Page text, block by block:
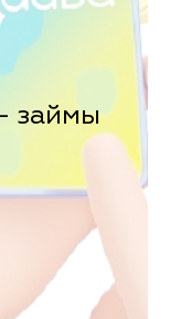
займы